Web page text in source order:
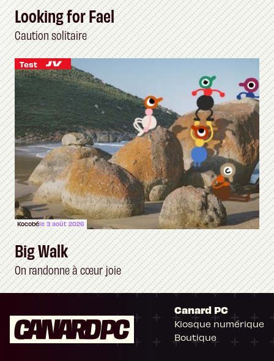
Looking for Fael
Caution solitaire
Test
Kocobéle 3 août 2026
Big Walk
On randonne à cœur joie
Canard PC
Kiosque numérique
Boutique